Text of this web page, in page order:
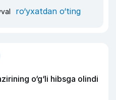
ro‘yxatdan o‘ting
o‘g‘li hibsga olindi